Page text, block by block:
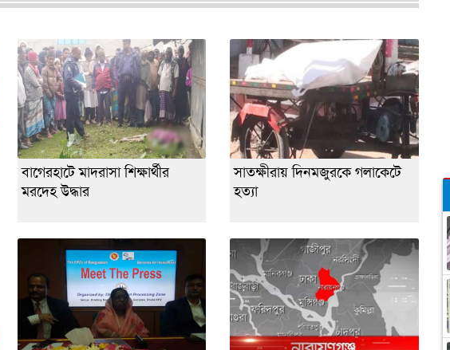
বাগেরহাটে মাদরাসা শিক্ষার্থীর
মরদেহ উদ্ধার
সাতক্ষীরায় দিনমজুরকে গলাকেটে
হত্যা